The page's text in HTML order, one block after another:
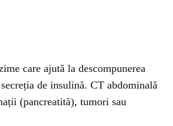
care ajută la descompunerea
de insulină. CT abdominală
(pancreatită), tumori sau